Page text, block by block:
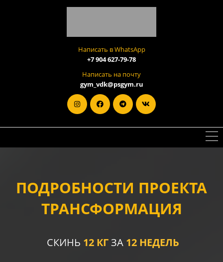
Написать в WhatsApp
+7 904 627-79-78
Написать на почту
gym_vdk@psgym.ru
ПОДРОБНОСТИ ПРОЕКТА
ТРАНСФОРМАЦИЯ
СКИНЬ 12 КГЗА 12 НЕДЕЛЬ